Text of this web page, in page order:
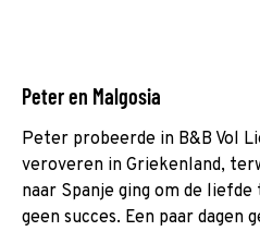
Peter en Malgosia
Peter probeerde in B&B Vol
veroveren in Griekenland,
naar Spanje ging om de
geen succes. Een paar dagen